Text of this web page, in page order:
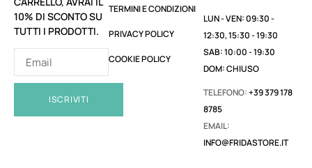
10% DI SCONTO SU
TUTTI I PRODOTTI.
ISCRIVITI
TERMINI E CONDIZIONI
PRIVACY POLICY
COOKIE POLICY
LUN - VEN: 09:30 -
12:30, 15:30 - 19:30
SAB: 10:00 - 19:30
DOM: CHIUSO
TELEFONO:+39 379 178
8785
EMAIL:
INFO@FRIDASTORE.IT